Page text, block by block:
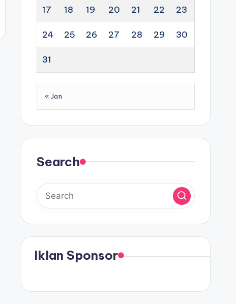
17 18 19 20 21 22 23
24 25 26 27 28 29 30
31
« Jan
Search
Iklan Sponsor